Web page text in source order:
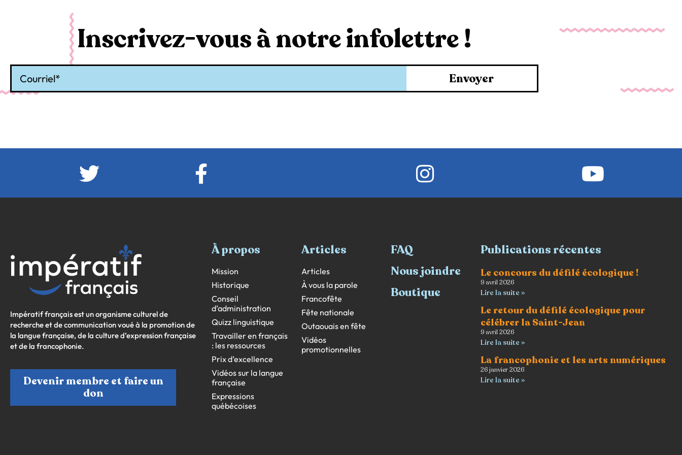
Inscrivez-vous à notre infolettre !
Envoyer
Impératif français est un organisme culturel de
recherche et de communication voué à la promotion de
la langue française, de la culture d’expression française
et de la francophonie.
Devenir membre et faire un
don
À propos
Mission
Historique
Conseil
d’administration
Quizz linguistique
Travailler en français
: les ressources
Prix d’excellence
Vidéos sur la langue
française
Expressions
québécoises
Articles
Articles
À vous la parole
Francofête
Fête nationale
Outaouais en fête
Vidéos
promotionnelles
FAQ
Nous joindre
Boutique
Publications récentes
Le concours du défilé écologique !
9 avril 2026
Lire la suite »
Le retour du défilé écologique pour
célébrer la Saint-Jean
9 avril 2026
Lire la suite »
La francophonie et les arts numériques
26 janvier 2026
Lire la suite »